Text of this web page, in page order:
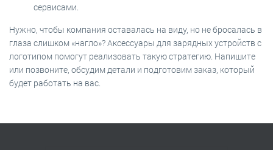
сервисами.
Нужно, чтобы компания оставалась на виду, но не бросалась в
глаза слишком «нагло»? Аксессуары для зарядных устройств с
логотипом помогут реализовать такую стратегию. Напишите
или позвоните, обсудим детали и подготовим заказ, который
будет работать на вас.